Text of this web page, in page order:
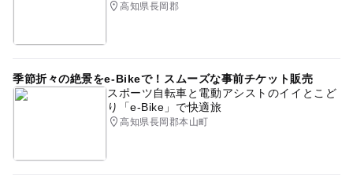
高知県長岡郡
季節折々の絶景をe-Bikeで！スムーズな事前チケット販売
スポーツ自転車と電動アシストのイイとこど
り「e-Bike」で快適旅
高知県長岡郡本山町